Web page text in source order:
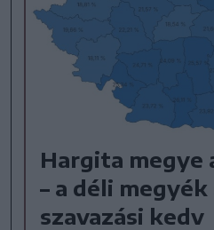
Hargita megye
– a déli
szavazási kedv